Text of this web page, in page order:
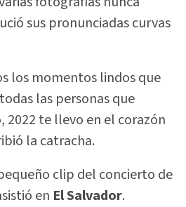
sus pronunciadas curvas
los momentos lindos que
las personas que
te llevo en el corazón
la catracha.
clip del concierto de
en El Salvador.